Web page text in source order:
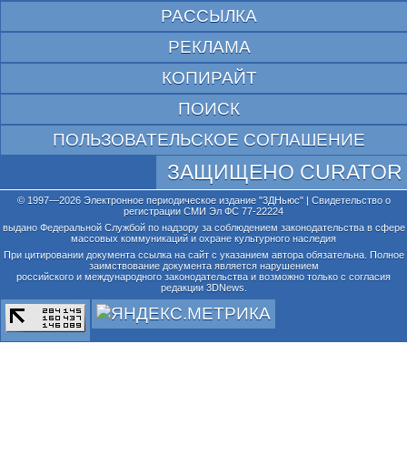
РАССЫЛКА
РЕКЛАМА
КОПИРАЙТ
ПОИСК
ПОЛЬЗОВАТЕЛЬСКОЕ СОГЛАШЕНИЕ
ЗАЩИЩЕНО CURATOR
© 1997—2026 Электронное периодическое издание "3ДНьюс" | Свидетельство о
регистрации СМИ Эл ФС 77-22224
выдано Федеральной Службой по надзору за соблюдением законодательства в сфере
массовых коммуникаций и охране культурного наследия
При цитировании документа ссылка на сайт с указанием автора обязательна. Полное
заимствование документа является нарушением
российского и международного законодательства и возможно только с согласия
редакции 3DNews.